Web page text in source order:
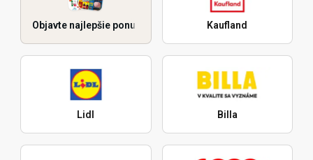
Objavte najlepšie ponuky Kaufland
Lidl Billa